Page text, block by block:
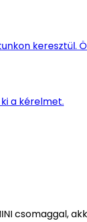
keresztül.
a kérelmet.
csomaggal,